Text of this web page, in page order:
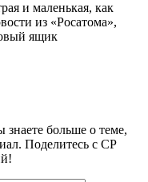
и маленькая, как
из «Росатома»,
ящик
знаете больше о теме,
Поделитесь с СР